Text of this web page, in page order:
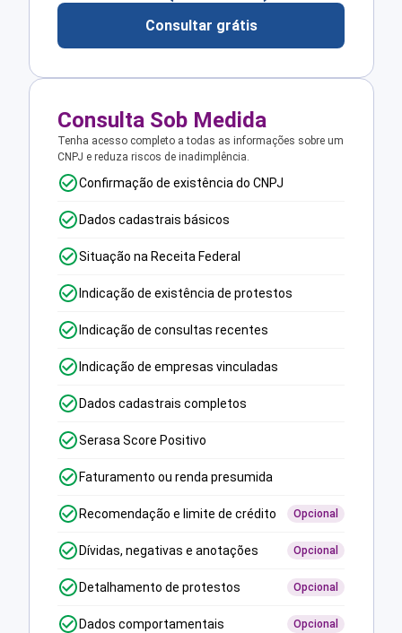
Consultar grátis
Consulta Sob Medida
Tenha acesso completo a todas as informações sobre um
CNPJ e reduza riscos de inadimplência.
Confirmação de existência do CNPJ
Dados cadastrais básicos
Situação na Receita Federal
Indicação de existência de protestos
Indicação de consultas recentes
Indicação de empresas vinculadas
Dados cadastrais completos
Serasa Score Positivo
Faturamento ou renda presumida
Recomendação e limite de crédito Opcional
Dívidas, negativas e anotações Opcional
Detalhamento de protestos Opcional
Dados comportamentais Opcional